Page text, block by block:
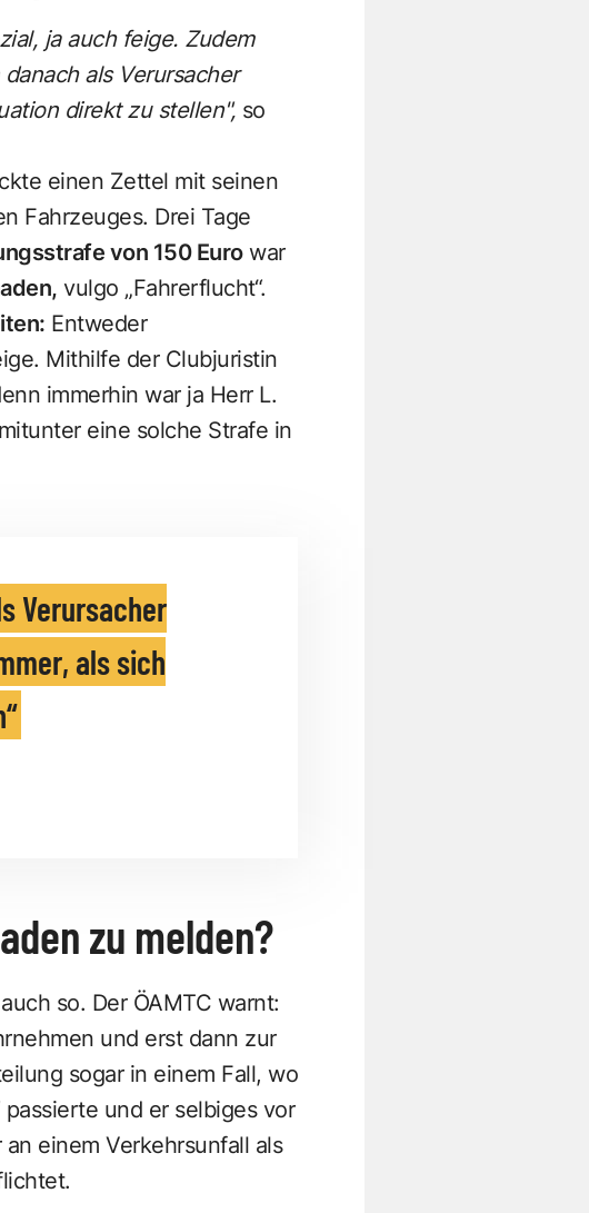
ja auch feige. Zudem
als Verursacher
direkt zu stellen", so
einen Zettel mit seinen
Fahrzeuges. Drei Tage
von 150 Eurowar
vulgo „Fahrerflucht“.
Entweder
Mithilfe der Clubjuristin
immerhin war ja Herr L.
eine solche Strafe in
Verursacher
als sich
zu melden?
so. Der ÖAMTC warnt:
und erst dann zur
sogar in einem Fall, wo
und er selbiges vor
einem Verkehrsunfall als